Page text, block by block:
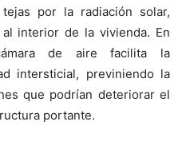
por la radiación solar,
interior de la vivienda. En
de aire facilita la
intersticial, previniendo la
que podrían deteriorar el
portante.